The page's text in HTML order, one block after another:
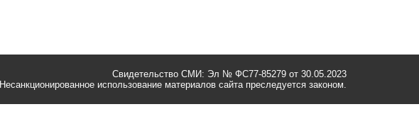
Свидетельство СМИ: Эл № ФС77-85279 от 30.05.2023
Несанкционированное использование материалов сайта преследуется законом.